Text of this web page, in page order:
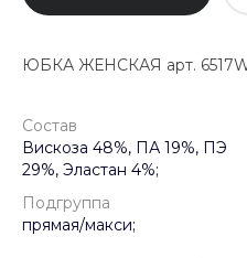
ЮБКА ЖЕНСКАЯ арт. 6517W-
Состав
Вискоза 48%, ПА 19%, ПЭ
29%, Эластан 4%;
Подгруппа
прямая/макси;